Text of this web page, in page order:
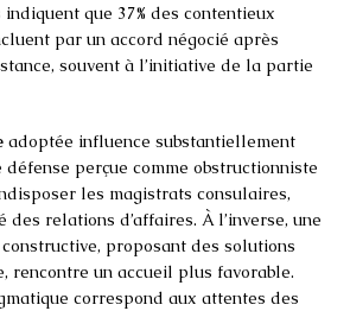
que 37% des contentieux
par un accord négocié après
souvent à l’initiative de la partie
adoptée influence substantiellement
défense perçue comme obstructionniste
les magistrats consulaires,
relations d’affaires. À l’inverse, une
proposant des solutions
rencontre un accueil plus favorable.
correspond aux attentes des